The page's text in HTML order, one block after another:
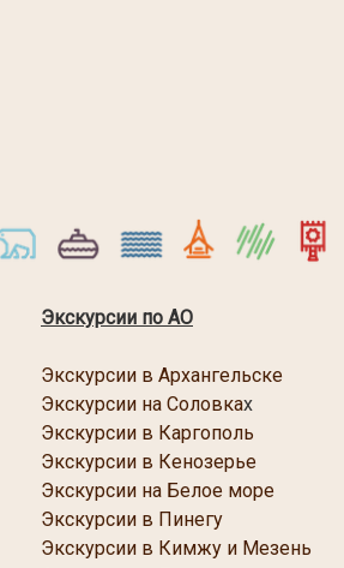
Экскурсии по АО
Экскурсии в Архангельске
Экскурсии на Соловках
Экскурсии в Каргополь
Экскурсии в Кенозерье
Экскурсии на Белое море
Экскурсии в Пинегу
Экскурсии в Кимжу и Мезень